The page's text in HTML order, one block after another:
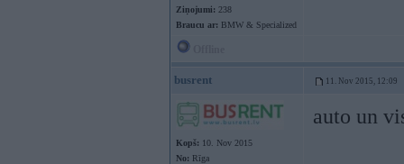
Ziņojumi: 238
Braucu ar: BMW & Specialized
busrent 11. Nov 2015, 12:09
Kopš: 10. Nov 2015
No: Rīga
auto un